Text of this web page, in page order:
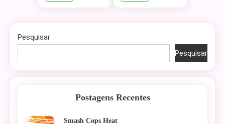
Pesquisar
Pesquisar
Postagens Recentes
Smash Cops Heat